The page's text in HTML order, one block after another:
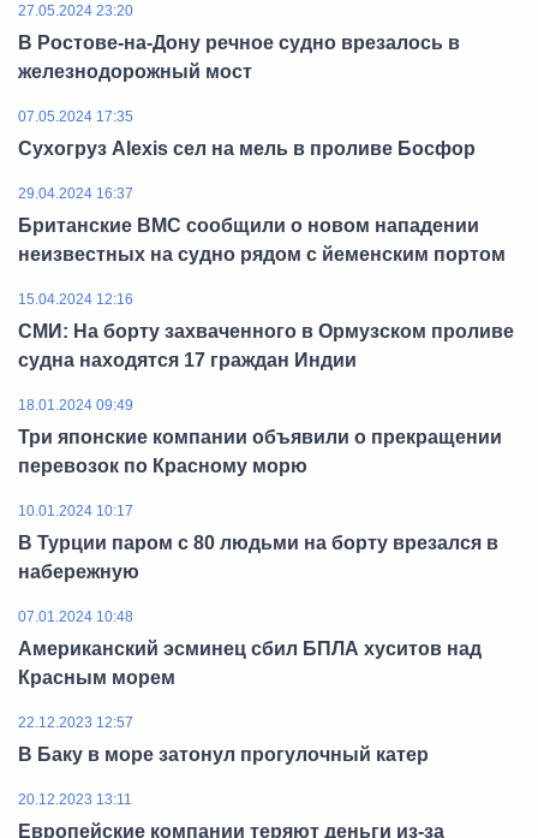
27.05.2024 23:20
В Ростове-на-Дону речное судно врезалось в
железнодорожный мост
07.05.2024 17:35
Сухогруз Alexis сел на мель в проливе Босфор
29.04.2024 16:37
Британские ВМС сообщили о новом нападении
неизвестных на судно рядом с йеменским портом
15.04.2024 12:16
СМИ: На борту захваченного в Ормузском проливе
судна находятся 17 граждан Индии
18.01.2024 09:49
Три японские компании объявили о прекращении
перевозок по Красному морю
10.01.2024 10:17
В Турции паром с 80 людьми на борту врезался в
набережную
07.01.2024 10:48
Американский эсминец сбил БПЛА хуситов над
Красным морем
22.12.2023 12:57
В Баку в море затонул прогулочный катер
20.12.2023 13:11
Европейские компании теряют деньги из-за